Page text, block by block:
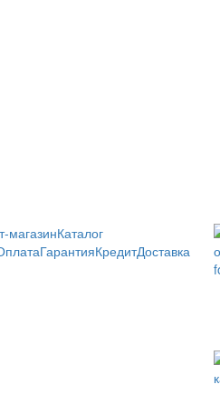
магазинКаталог
ГарантияКредитДоставка